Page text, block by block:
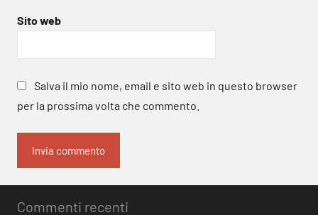
Sito web
Salva il mio nome, email e sito web in questo browser
per la prossima volta che commento.
Commenti recenti